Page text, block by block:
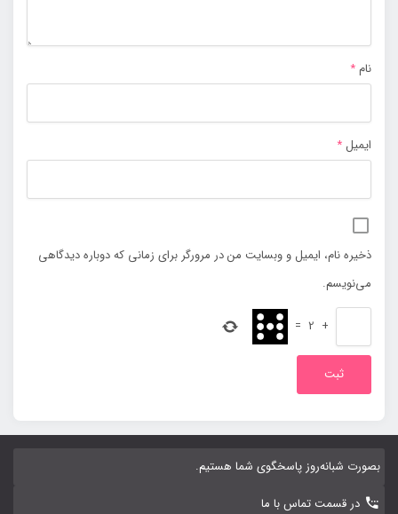
نام*
ایمیل *
ذخیره نام، ایمیل و وبسایت من در مرورگر برای زمانی که دوباره دیدگاهی
می‌نویسم.
+
2
=
بصورت شبانه‌روز پاسخگوی شما هستیم.
در قسمت تماس با ما